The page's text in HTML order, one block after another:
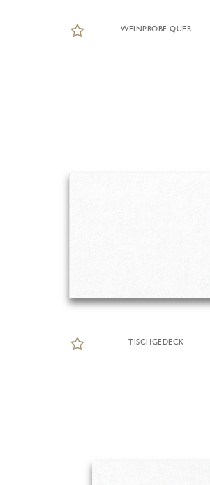
WEINPROBE QUER
TISCHGEDECK